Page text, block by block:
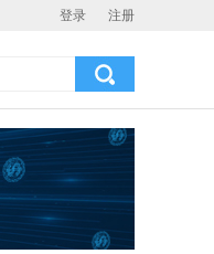
登录 注册